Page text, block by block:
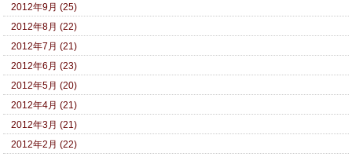
2012年9月 (25)
2012年8月 (22)
2012年7月 (21)
2012年6月 (23)
2012年5月 (20)
2012年4月 (21)
2012年3月 (21)
2012年2月 (22)